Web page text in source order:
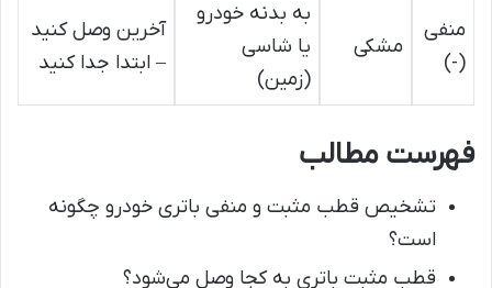
منفی
(-)
مشکی
به بدنه خودرو
یا شاسی
(زمین)
آخرین وصل کنید
– ابتدا جدا کنید
فهرست مطالب
تشخیص قطب مثبت و منفی باتری خودرو چگونه
است؟
قطب مثبت باتری به کجا وصل می‌شود؟